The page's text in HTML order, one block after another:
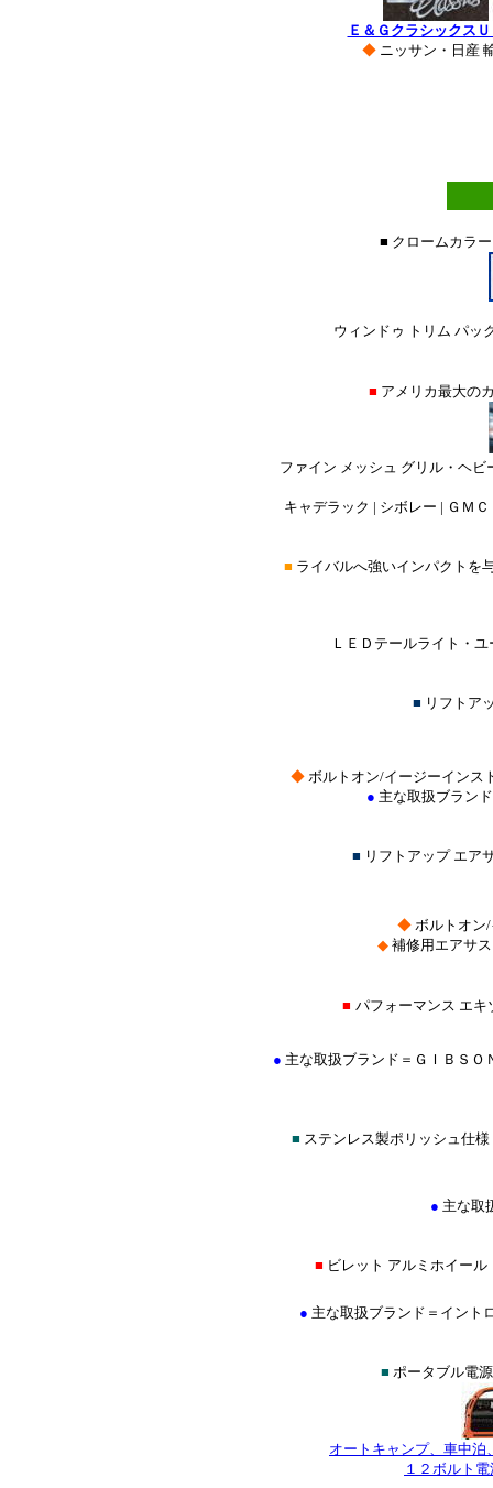
Ｅ＆Ｇクラシックス
◆ニッサン・日産
■ クロームカラ
ウィンドゥ トリム パッ
■ アメリカ最大の
ファイン メッシュ グリル・ヘ
キャデラック | シボレー | ＧＭ
■ ライバルへ強いインパクト
ＬＥＤテールライト・
■ リフトア
◆ボルトオン/イージーインス
● 主な取扱ブラン
■ リフトアップ エ
◆ボルトオン/
◆ 補修用エアサ
■ パフォーマンス エ
● 主な取扱ブランド＝ＧＩＢＳ
■ ステンレス製ポリッシュ仕
● 主な取
■ ビレット アルミホイー
● 主な取扱ブランド＝イント
■ ポータブル電
オートキャンプ、車中
１２ボルト